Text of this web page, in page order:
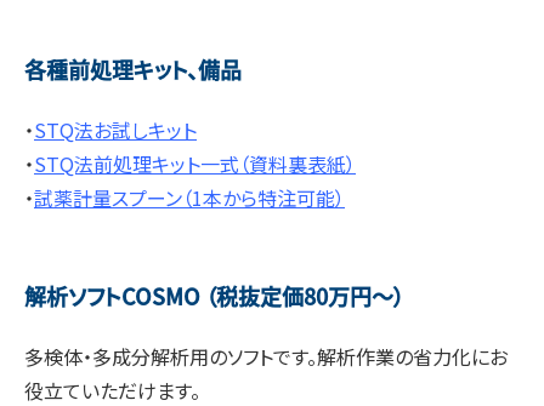
各種前処理キット、備品
・STQ法お試しキット
・STQ法前処理キット一式（資料裏表紙）
・試薬計量スプーン（1本から特注可能）
解析ソフトCOSMO （税抜定価80万円～）
多検体・多成分解析用のソフトです。解析作業の省力化にお
役立ていただけます。